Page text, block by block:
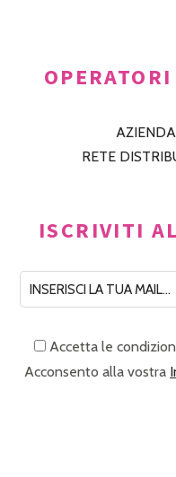
AZIENDA
RETE
ISCRIVITI
Accetta le
Acconsento alla vostra